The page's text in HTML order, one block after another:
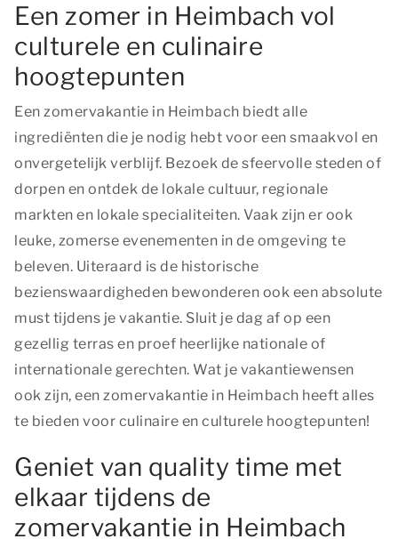
Een zomer in Heimbach vol
culturele en culinaire
hoogtepunten
Een zomervakantie in Heimbach biedt alle
ingrediënten die je nodig hebt voor een smaakvol en
onvergetelijk verblijf. Bezoek de sfeervolle steden of
dorpen en ontdek de lokale cultuur, regionale
markten en lokale specialiteiten. Vaak zijn er ook
leuke, zomerse evenementen in de omgeving te
beleven. Uiteraard is de historische
bezienswaardigheden bewonderen ook een absolute
must tijdens je vakantie. Sluit je dag af op een
gezellig terras en proef heerlijke nationale of
internationale gerechten. Wat je vakantiewensen
ook zijn, een zomervakantie in Heimbach heeft alles
te bieden voor culinaire en culturele hoogtepunten!
Geniet van quality time met
elkaar tijdens de
zomervakantie in Heimbach